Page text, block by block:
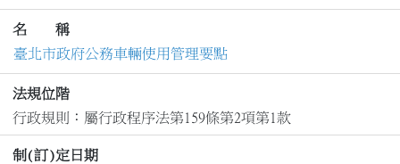
名 稱
臺北市政府公務車輛使用管理要點
法規位階
行政規則：屬行政程序法第159條第2項第1款
制(訂)定日期